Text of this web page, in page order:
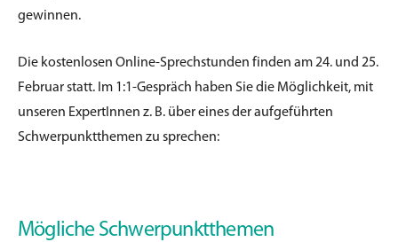
gewinnen.
Die kostenlosen Online-Sprechstunden finden am 24. und 25.
Februar statt. Im 1:1-Gespräch haben Sie die Möglichkeit, mit
unseren ExpertInnen z. B. über eines der aufgeführten
Schwerpunktthemen zu sprechen:
Mögliche Schwerpunktthemen